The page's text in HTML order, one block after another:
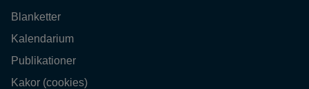
Blanketter
Kalendarium
Publikationer
Kakor (cookies)